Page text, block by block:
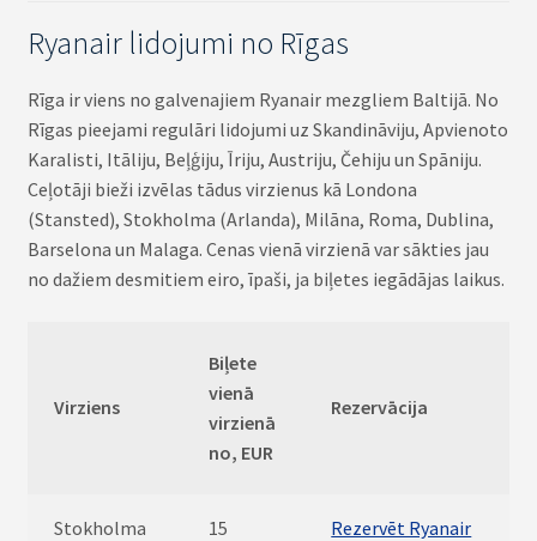
Ryanair lidojumi no Rīgas
Rīga ir viens no galvenajiem Ryanair mezgliem Baltijā. No
Rīgas pieejami regulāri lidojumi uz Skandināviju, Apvienoto
Karalisti, Itāliju, Beļģiju, Īriju, Austriju, Čehiju un Spāniju.
Ceļotāji bieži izvēlas tādus virzienus kā Londona
(Stansted), Stokholma (Arlanda), Milāna, Roma, Dublina,
Barselona un Malaga. Cenas vienā virzienā var sākties jau
no dažiem desmitiem eiro, īpaši, ja biļetes iegādājas laikus.
Virziens
Biļete
vienā
virzienā
no, EUR
Rezervācija
Stokholma
15
Rezervēt Ryanair